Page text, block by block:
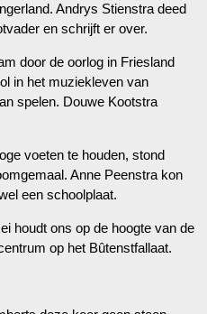
Andrys Stienstra deed
en schrijft er over.
door de oorlog in Friesland
in het muziekleven van
spelen. Douwe Kootstra
voeten te houden, stond
Anne Peenstra kon
een schoolplaat.
houdt ons op de hoogte van de
op het Bûtenstfallaat.